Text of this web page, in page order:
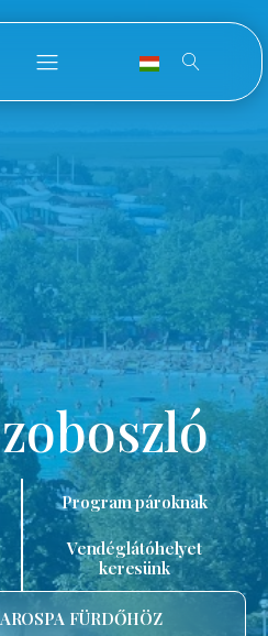
Program pároknak
Vendéglátóhelyet
keresünk
FÜRDŐHÖZ